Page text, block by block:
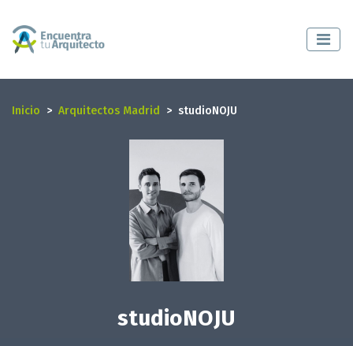
Inicio Arquitectos Madrid studioNOJU
studioNOJU